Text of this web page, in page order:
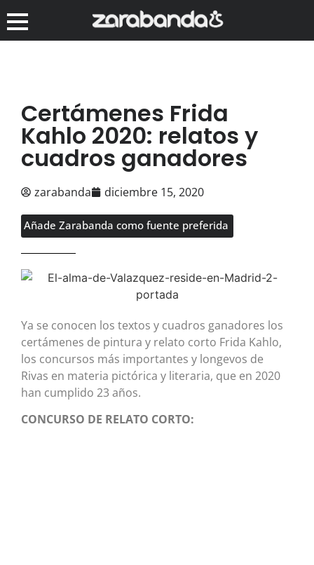
Certámenes Frida
Kahlo 2020: relatos y
cuadros ganadores
zarabanda diciembre 15, 2020
Añade Zarabanda como fuente preferida
Ya se conocen los textos y cuadros ganadores los
certámenes de pintura y relato corto Frida Kahlo,
los concursos más importantes y longevos de
Rivas en materia pictórica y literaria, que en 2020
han cumplido 23 años.
CONCURSO DE RELATO CORTO: